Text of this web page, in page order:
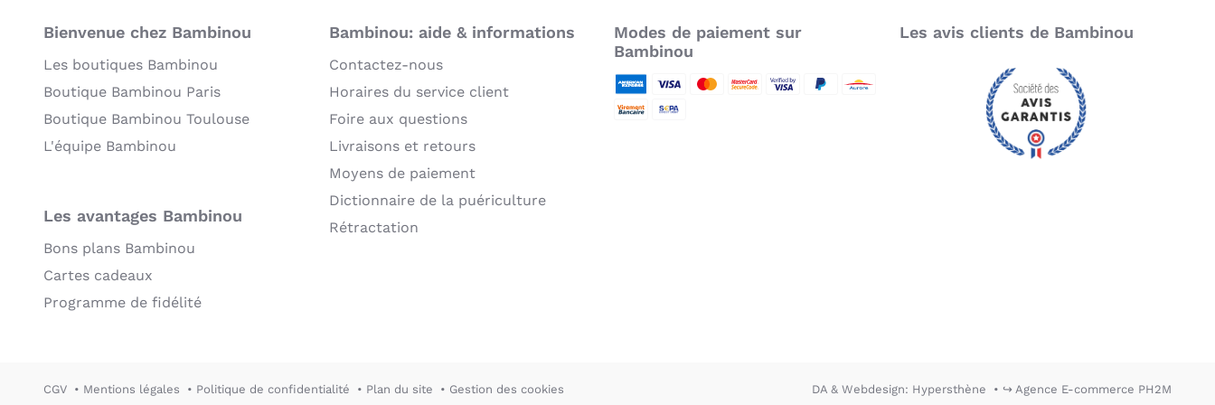
Bienvenue chez Bambinou
Les boutiques Bambinou
Boutique Bambinou Paris
Boutique Bambinou Toulouse
L'équipe Bambinou
Les avantages Bambinou
Bons plans Bambinou
Cartes cadeaux
Programme de fidélité
Bambinou: aide & informations
Contactez-nous
Horaires du service client
Foire aux questions
Livraisons et retours
Moyens de paiement
Dictionnaire de la puériculture
Rétractation
Modes de paiement sur
Bambinou
American Express
Visa
Les avis clients de Bambinou
CGV Mentions légales Politique de confidentialité Plan du site Gestion des cookies DA & Webdesign: Hypersthène ↪ Agence E-commerce PH2M